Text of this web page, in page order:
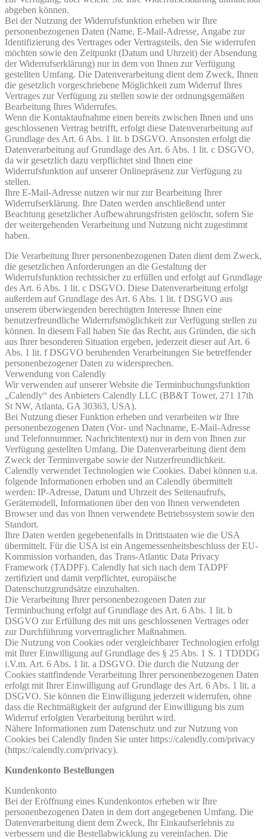
abgeben können.
Bei der Nutzung der Widerrufsfunktion erheben wir Ihre
personenbezogenen Daten (Name, E-Mail-Adresse, Angabe zur
Identifizierung des Vertrages oder Vertragsteils, den Sie widerrufen
möchten sowie den Zeitpunkt (Datum und Uhrzeit) der Absendung
der Widerrufserklärung) nur in dem von Ihnen zur Verfügung
gestellten Umfang. Die Datenverarbeitung dient dem Zweck, Ihnen
die gesetzlich vorgeschriebene Möglichkeit zum Widerruf Ihres
Vertrages zur Verfügung zu stellen sowie der ordnungsgemäßen
Bearbeitung Ihres Widerrufes.
Wenn die Kontaktaufnahme einen bereits zwischen Ihnen und uns
geschlossenen Vertrag betrifft, erfolgt diese Datenverarbeitung auf
Grundlage des Art. 6 Abs. 1 lit. b DSGVO. Ansonsten erfolgt die
Datenverarbeitung auf Grundlage des Art. 6 Abs. 1 lit. c DSGVO,
da wir gesetzlich dazu verpflichtet sind Ihnen eine
Widerrufsfunktion auf unserer Onlinepräsenz zur Verfügung zu
stellen.
Ihre E-Mail-Adresse nutzen wir nur zur Bearbeitung Ihrer
Widerrufserklärung. Ihre Daten werden anschließend unter
Beachtung gesetzlicher Aufbewahrungsfristen gelöscht, sofern Sie
der weitergehenden Verarbeitung und Nutzung nicht zugestimmt
haben.
Die Verarbeitung Ihrer personenbezogenen Daten dient dem Zweck,
die gesetzlichen Anforderungen an die Gestaltung der
Widerrufsfunktion rechtssicher zu erfüllen und erfolgt auf Grundlage
des Art. 6 Abs. 1 lit. c DSGVO. Diese Datenverarbeitung erfolgt
außerdem auf Grundlage des Art. 6 Abs. 1 lit. f DSGVO aus
unserem überwiegenden berechtigten Interesse Ihnen eine
benutzerfreundliche Widerrufsmöglichkeit zur Verfügung stellen zu
können. In diesem Fall haben Sie das Recht, aus Gründen, die sich
aus Ihrer besonderen Situation ergeben, jederzeit dieser auf Art. 6
Abs. 1 lit. f DSGVO beruhenden Verarbeitungen Sie betreffender
personenbezogener Daten zu widersprechen.
Verwendung von Calendly
Wir verwenden auf unserer Website die Terminbuchungsfunktion
„Calendly“ des Anbieters Calendly LLC (BB&T Tower, 271 17th
St NW, Atlanta, GA 30363, USA).
Bei Nutzung dieser Funktion erheben und verarbeiten wir Ihre
personenbezogenen Daten (Vor- und Nachname, E-Mail-Adresse
und Telefonnummer, Nachrichtentext) nur in dem von Ihnen zur
Verfügung gestellten Umfang. Die Datenverarbeitung dient dem
Zweck der Terminvergabe sowie der Nutzerfreundlichkeit.
Calendly verwendet Technologien wie Cookies. Dabei können u.a.
folgende Informationen erhoben und an Calendly übermittelt
werden: IP-Adresse, Datum und Uhrzeit des Seitenaufrufs,
Gerätemodell, Informationen über den von Ihnen verwendeten
Browser und das von Ihnen verwendete Betriebssystem sowie den
Standort.
Ihre Daten werden gegebenenfalls in Drittstaaten wie die USA
übermittelt. Für die USA ist ein Angemessenheitsbeschluss der EU-
Kommission vorhanden, das Trans-Atlantic Data Privacy
Framework (TADPF). Calendly hat sich nach dem TADPF
zertifiziert und damit verpflichtet, europäische
Datenschutzgrundsätze einzuhalten.
Die Verarbeitung Ihrer personenbezogenen Daten zur
Terminbuchung erfolgt auf Grundlage des Art. 6 Abs. 1 lit. b
DSGVO zur Erfüllung des mit uns geschlossenen Vertrages oder
zur Durchführung vorvertraglicher Maßnahmen.
Die Nutzung von Cookies oder vergleichbarer Technologien erfolgt
mit Ihrer Einwilligung auf Grundlage des § 25 Abs. 1 S. 1 TDDDG
i.V.m. Art. 6 Abs. 1 lit. a DSGVO. Die durch die Nutzung der
Cookies stattfindende Verarbeitung Ihrer personenbezogenen Daten
erfolgt mit Ihrer Einwilligung auf Grundlage des Art. 6 Abs. 1 lit. a
DSGVO. Sie können die Einwilligung jederzeit widerrufen, ohne
dass die Rechtmäßigkeit der aufgrund der Einwilligung bis zum
Widerruf erfolgten Verarbeitung berührt wird.
Nähere Informationen zum Datenschutz und zur Nutzung von
Cookies bei Calendly finden Sie unter https://calendly.com/privacy
(https://calendly.com/privacy).
Kundenkonto Bestellungen
Kundenkonto
Bei der Eröffnung eines Kundenkontos erheben wir Ihre
personenbezogenen Daten in dem dort angegebenen Umfang. Die
Datenverarbeitung dient dem Zweck, Ihr Einkaufserlebnis zu
verbessern und die Bestellabwicklung zu vereinfachen. Die